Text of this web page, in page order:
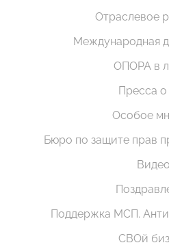
Отраслевое
Международная
ОПОРА в
Пресса о
Особое
Бюро по защите прав
Видео
Поддержка МСП.
СВОй